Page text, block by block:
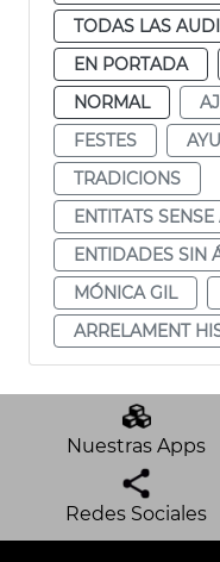
TODAS LAS
EN PORTADA
NORMAL
FESTES
TRADICIONS
ENTITATS
ENTIDADES SIN
MÓNICA GIL
ARRELAMENT
Nuestras Apps
Redes Sociales